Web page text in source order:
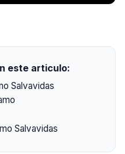
este articulo:
Salvavidas
Salvavidas